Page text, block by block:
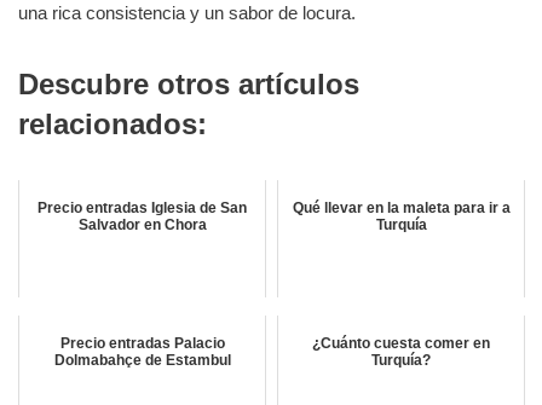
una rica consistencia y un sabor de locura.
Descubre otros artículos
relacionados:
Precio entradas Iglesia de San
Salvador en Chora
Qué llevar en la maleta para ir a
Turquía
Precio entradas Palacio
Dolmabahçe de Estambul
¿Cuánto cuesta comer en
Turquía?